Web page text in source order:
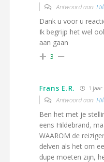
Antwoord aan
Dank u voor u
Ik begrijp het wel
aan gaan
3
Frans E.R. 1
Antwoord aan
Ben het met je
eens Hildebrand,
WAAROM de
delven als het om
dupe moeten zijn,